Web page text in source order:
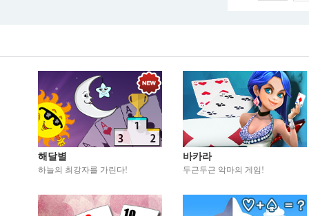
해달별
하늘의 최강자를 가린다!
바카라
두근두근 악마의 게임!